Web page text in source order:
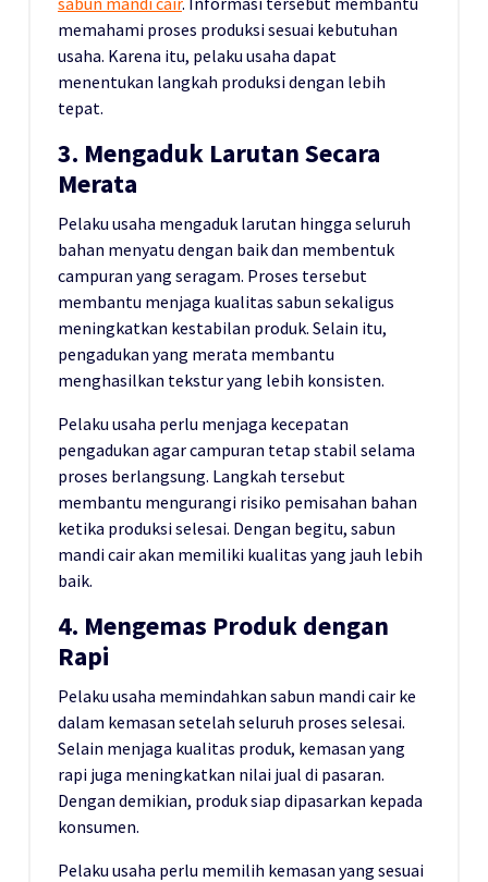
memahami proses produksi sesuai kebutuhan
usaha. Karena itu, pelaku usaha dapat
menentukan langkah produksi dengan lebih
tepat.
3. Mengaduk Larutan Secara
Merata
Pelaku usaha mengaduk larutan hingga seluruh
bahan menyatu dengan baik dan membentuk
campuran yang seragam. Proses tersebut
membantu menjaga kualitas sabun sekaligus
meningkatkan kestabilan produk. Selain itu,
pengadukan yang merata membantu
menghasilkan tekstur yang lebih konsisten.
Pelaku usaha perlu menjaga kecepatan
pengadukan agar campuran tetap stabil selama
proses berlangsung. Langkah tersebut
membantu mengurangi risiko pemisahan bahan
ketika produksi selesai. Dengan begitu, sabun
mandi cair akan memiliki kualitas yang jauh lebih
baik.
4. Mengemas Produk dengan
Rapi
Pelaku usaha memindahkan sabun mandi cair ke
dalam kemasan setelah seluruh proses selesai.
Selain menjaga kualitas produk, kemasan yang
rapi juga meningkatkan nilai jual di pasaran.
Dengan demikian, produk siap dipasarkan kepada
konsumen.
Pelaku usaha perlu memilih kemasan yang sesuai